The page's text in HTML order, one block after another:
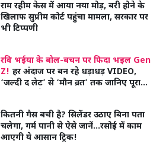
राम रहीम केस में आया नया मोड़, बरी होने के
खिलाफ सुप्रीम कोर्ट पहुंचा मामला, सरकार पर
भी टिप्पणी
रवि भईया के बोल-बचन पर फिदा भइल Gen
Z! हर अंदाज पर बन रहे धड़ाधड़ VIDEO,
‘जल्दी द लेट’ से ‘मौन व्रत’ तक जानिए पूरा
कितनी गैस बची है? सिलेंडर उठाए बिना पता
चलेगा, गर्म पानी से ऐसे जानें...रसोई में काम
आएगी ये आसान ट्रिक!